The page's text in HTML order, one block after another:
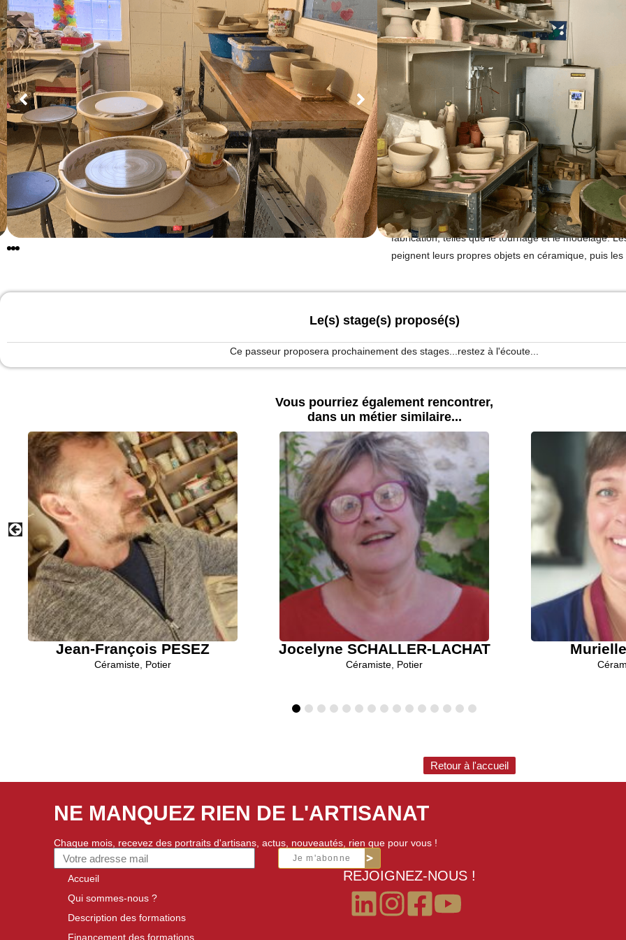
Urbain
Les Ateliers Magali ont été fondés en 2007 par
s'agit d'un atelier boutique de céramique situé au
port. Magali est une artisane d'art diplômée en
créations uniques en céramique artisanales "made
douceur Méditerranéenne.
En plus de la vente de ses œuvres, Magali propose
adultes et enfants, permettant à chacun de s'initier
fabrication, telles que le tournage et le modelage.
peignent leurs propres objets en céramique, puis
Le(s) stage(s) proposé(s)
Ce passeur proposera prochainement des stages...restez à l'écoute...
Vous pourriez également rencontrer,
dans un métier similaire...
Jean-François PESEZ
Céramiste Potier
Jocelyne SCHALLER-LACHAT
Céramiste Potier
Retour à l'accueil
NE MANQUEZ RIEN DE L'ARTISANAT
Chaque mois, recevez des portraits d'artisans, actus, nouveautés, rien que pour vous !
Je m'abonne
Accueil
Qui sommes-nous ?
Description des formations
Financement des formations
REJOIGNEZ-NOUS !